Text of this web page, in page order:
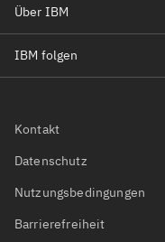
Kontakt
Datenschutz
Nutzungsbedingungen
Barrierefreiheit